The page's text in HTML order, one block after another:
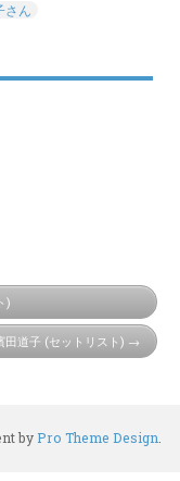
さん
)
道子 (セットリスト)
byPro Theme Design.